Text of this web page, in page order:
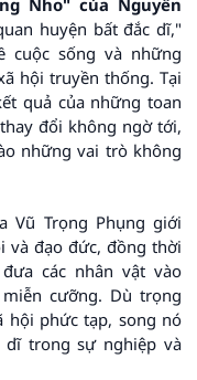
huyện bất đắc dĩ,"
cuộc sống và những
hội truyền thống. Tại
quả của những toan
đổi không ngờ tới,
những vai trò không
Vũ Trọng Phụng giới
và đạo đức, đồng thời
các nhân vật vào
cưỡng. Dù trọng
hội phức tạp, song nó
dĩ trong sự nghiệp và